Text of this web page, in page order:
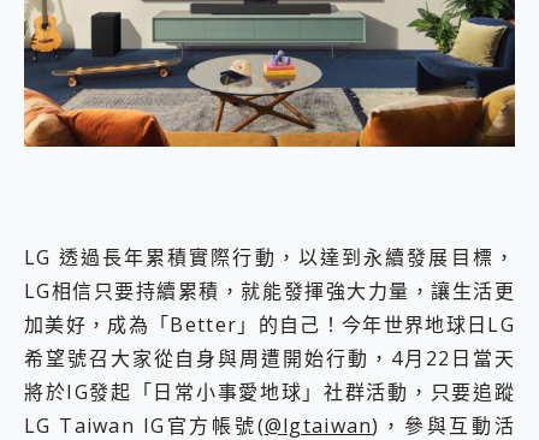
LG 透過長年累積實際行動，以達到永續發展目標，
LG相信只要持續累積，就能發揮強大力量，讓生活更
加美好，成為「Better」的自己！今年世界地球日LG
希望號召大家從自身與周遭開始行動，4月22日當天
將於IG發起「日常小事愛地球」社群活動，只要追蹤
LG Taiwan IG官方帳號(@lgtaiwan)，參與互動活